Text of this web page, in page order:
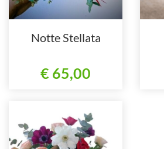
Notte Stellata
€ 65,00